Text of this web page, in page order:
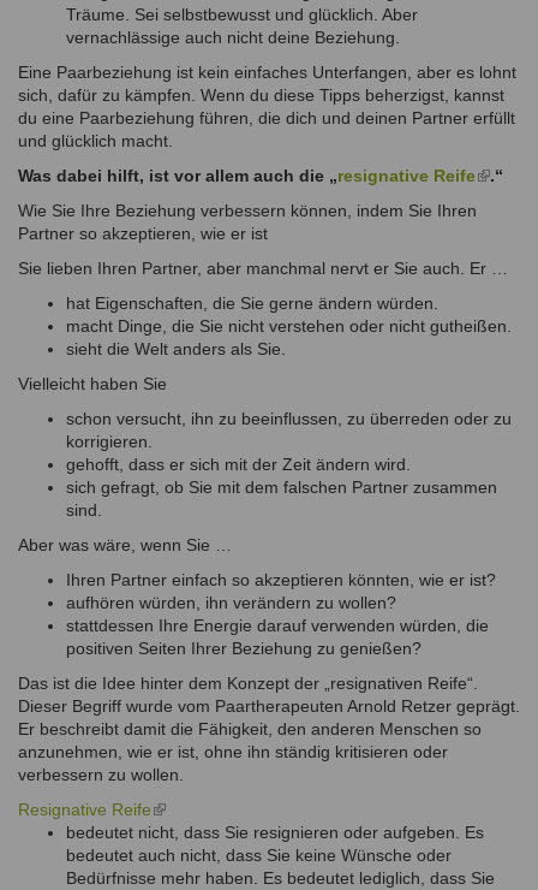
Träume. Sei selbstbewusst und glücklich. Aber
vernachlässige auch nicht deine Beziehung.
Eine Paarbeziehung ist kein einfaches Unterfangen, aber es lohnt
sich, dafür zu kämpfen. Wenn du diese Tipps beherzigst, kannst
du eine Paarbeziehung führen, die dich und deinen Partner erfüllt
und glücklich macht.
Was dabei hilft, ist vor allem auch die „resignative Reife(link
.“
Wie Sie Ihre Beziehung verbessern können, indem Sie Ihren
Partner so akzeptieren, wie er ist
Sie lieben Ihren Partner, aber manchmal nervt er Sie auch. Er …
hat Eigenschaften, die Sie gerne ändern würden.
macht Dinge, die Sie nicht verstehen oder nicht gutheißen.
sieht die Welt anders als Sie.
Vielleicht haben Sie
schon versucht, ihn zu beeinflussen, zu überreden oder zu
korrigieren.
gehofft, dass er sich mit der Zeit ändern wird.
sich gefragt, ob Sie mit dem falschen Partner zusammen
sind.
Aber was wäre, wenn Sie …
Ihren Partner einfach so akzeptieren könnten, wie er ist?
aufhören würden, ihn verändern zu wollen?
stattdessen Ihre Energie darauf verwenden würden, die
positiven Seiten Ihrer Beziehung zu genießen?
Das ist die Idee hinter dem Konzept der „resignativen Reife“.
Dieser Begriff wurde vom Paartherapeuten Arnold Retzer geprägt.
Er beschreibt damit die Fähigkeit, den anderen Menschen so
anzunehmen, wie er ist, ohne ihn ständig kritisieren oder
verbessern zu wollen.
Resignative Reife(link
is
external)
bedeutet nicht, dass Sie resignieren oder aufgeben. Es
bedeutet auch nicht, dass Sie keine Wünsche oder
Bedürfnisse mehr haben. Es bedeutet lediglich, dass Sie